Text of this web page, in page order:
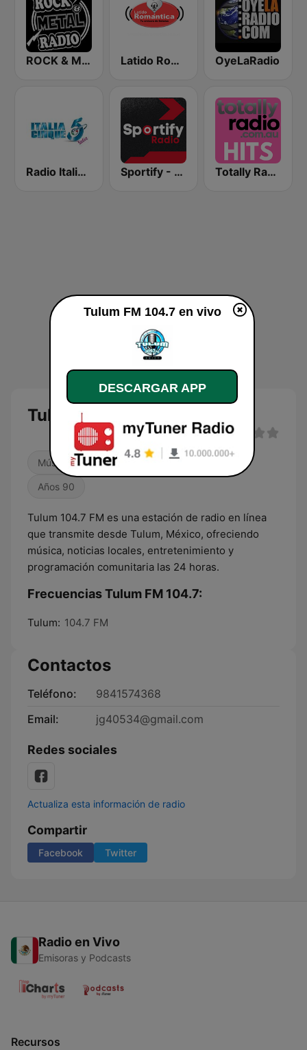
ROCK & METAL Latido Romántica OyeLaRadio
Radio Italia 5 Sportify - Gym Weight Training 115 BPM Totally Radio Hits
Tulum FM 104.7 en vivo
Música mexicana Músicas del mundo
Años 90
Tulum 104.7 FM es una estación de radio en línea
que transmite desde Tulum, México, ofreciendo
música, noticias locales, entretenimiento y
programación comunitaria las 24 horas.
Frecuencias Tulum FM 104.7:
Tulum: 104.7 FM
Contactos
Teléfono:
9841574368
Email:
jg40534@gmail.com
Redes sociales
Actualiza esta información de radio
Compartir
Facebook Twitter
Radio en Vivo
Emisoras y Podcasts
Recursos
Tulum FM 104.7 en vivo
DESCARGAR APP